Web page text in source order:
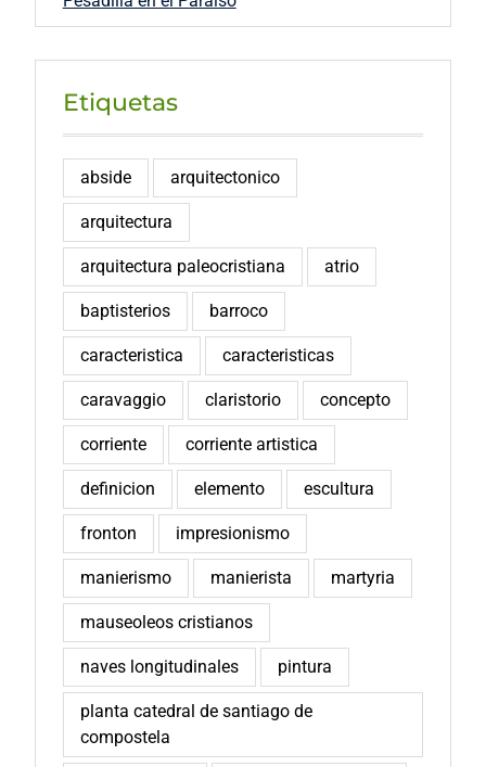
Etiquetas
abside arquitectonico
arquitectura
arquitectura paleocristiana atrio
baptisterios barroco
caracteristica caracteristicas
caravaggio claristorio concepto
corriente corriente artistica
definicion elemento escultura
fronton impresionismo
manierismo manierista martyria
mauseoleos cristianos
naves longitudinales pintura
planta catedral de santiago de
compostela